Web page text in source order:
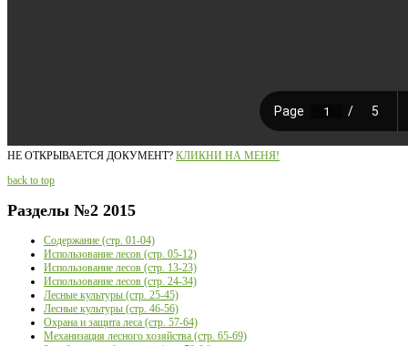
НЕ ОТКРЫВАЕТСЯ ДОКУМЕНТ? КЛИКНИ НА МЕНЯ!
back to top
Разделы №2 2015
Содержание (стр. 01-04)
Использование лесов (стр. 05-12)
Использование лесов (стр. 13-23)
Использование лесов (стр. 24-34)
Лесные культуры (стр. 25-45)
Лесные культуры (стр. 46-56)
Охрана и защита леса (стр. 57-64)
Механизация лесного хозяйства (стр. 65-69)